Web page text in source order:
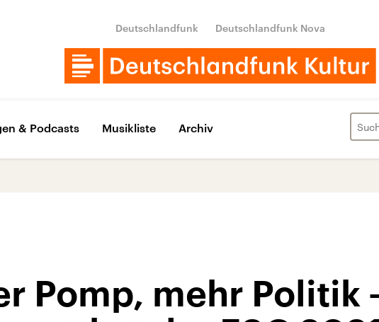
Deutschlandfunk Deutschlandfunk Nova
& Podcasts Musikliste Archiv
Pomp, mehr Politik